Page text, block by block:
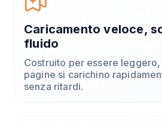
Caricamento veloce,
fluido
Costruito per essere
pagine si carichino
senza ritardi.